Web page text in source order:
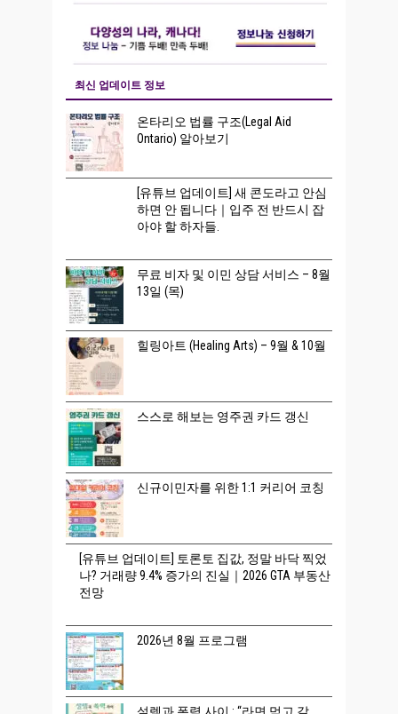
최신 업데이트 정보
온타리오 법률 구조(Legal Aid
Ontario) 알아보기
[유튜브 업데이트] 새 콘도라고 안심
하면 안 됩니다｜입주 전 반드시 잡
아야 할 하자들.
무료 비자 및 이민 상담 서비스 – 8월
13일 (목)
힐링아트 (Healing Arts) – 9월 & 10월
스스로 해보는 영주권 카드 갱신
신규이민자를 위한 1:1 커리어 코칭
[유튜브 업데이트] 토론토 집값, 정말 바닥 찍었
나? 거래량 9.4% 증가의 진실｜2026 GTA 부동산
전망
2026년 8월 프로그램
설렘과 폭력 사이 : “라면 먹고 갈